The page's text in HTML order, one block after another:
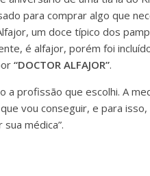
para comprar algo que
um doce típico dos
é alfajor, porém foi
“DOCTOR ALFAJOR”.
a profissão que escolhi. A
vou conseguir, e para
médica”.